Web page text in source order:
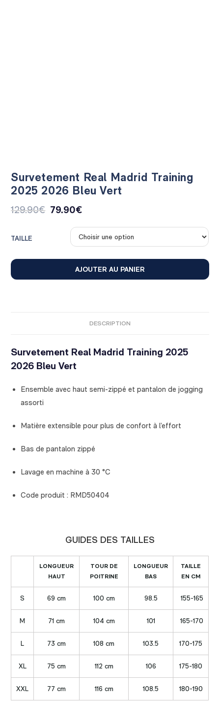
Survetement Real Madrid Training
2025 2026 Bleu Vert
129.90€ 79.90€
TAILLE
AJOUTER AU PANIER
DESCRIPTION
Survetement Real Madrid Training 2025
2026 Bleu Vert
Ensemble avec haut semi-zippé et pantalon de jogging
assorti
Matière extensible pour plus de confort à l’effort
Bas de pantalon zippé
Lavage en machine à 30 °C
Code produit : RMD50404
GUIDES DES TAILLES
LONGUEUR
HAUT
TOUR DE
POITRINE
LONGUEUR
BAS
TAILLE
EN CM
S 69 cm 100 cm 98.5 155-165
M 71 cm 104 cm 101 165-170
L 73 cm 108 cm 103.5 170-175
XL 75 cm 112 cm 106 175-180
XXL 77 cm 116 cm 108.5 180-190